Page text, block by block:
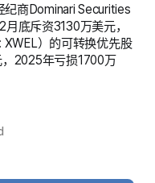
纪商Dominari Securities
底斥资3130万美元，
XWEL）的可转换优先股
2025年亏损1700万